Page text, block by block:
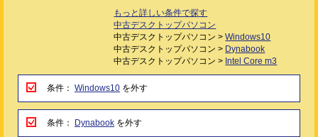
もっと詳しい条件で探す
中古デスクトップパソコン
中古デスクトップパソコン >Windows10
中古デスクトップパソコン > Dynabook
中古デスクトップパソコン > Intel Core m3
条件： Windows10 を外す
条件： Dynabook を外す